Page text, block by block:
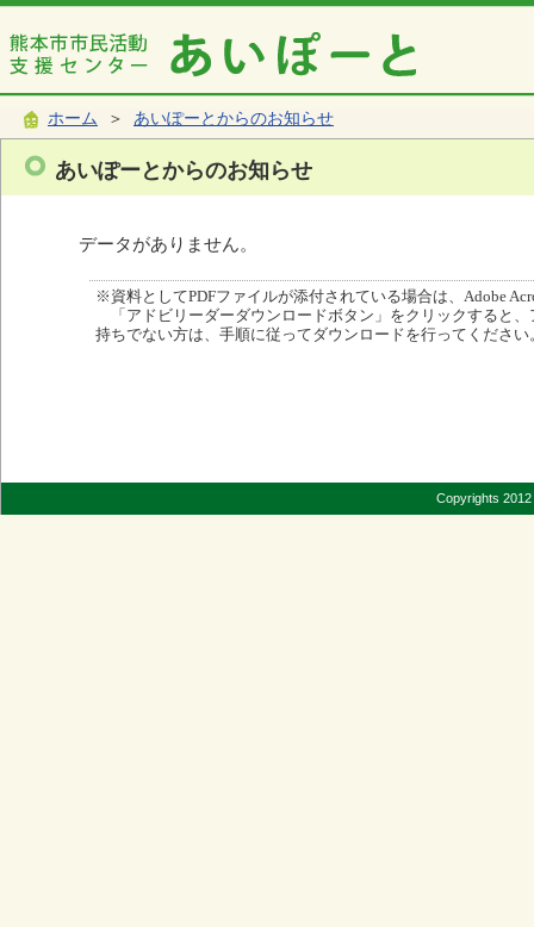
ホーム ＞ あいぽーとからのお知らせ
あいぽーとからのお知らせ
データがありません。
※資料としてPDFファイルが添付されている場合は、Adobe
「アドビリーダーダウンロードボタン」をクリックすると
持ちでない方は、手順に従ってダウンロードを行ってください
Copyrights